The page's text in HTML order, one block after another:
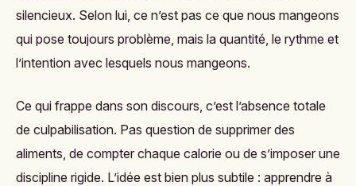
silencieux. Selon lui, ce n’est pas ce que nous mangeons
qui pose toujours problème, mais la quantité, le rythme et
l’intention avec lesquels nous mangeons.
Ce qui frappe dans son discours, c’est l’absence totale
de culpabilisation. Pas question de supprimer des
aliments, de compter chaque calorie ou de s’imposer une
discipline rigide. L’idée est bien plus subtile : apprendre à